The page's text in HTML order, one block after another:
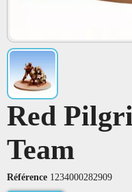
Red
Team
Référence 1234000282909